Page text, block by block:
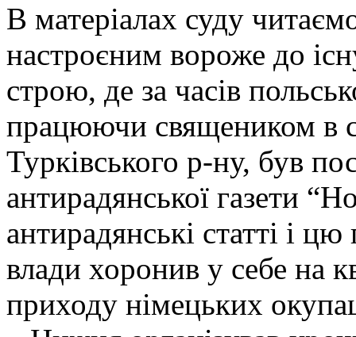
В матеріалах суду
настроєним вороже до
строю, де за часів
працюючи священиком в
Турківського р-ну, був
антирадянської газети
антирадянські статті і
влади хоронив у себе на
приходу німецьких